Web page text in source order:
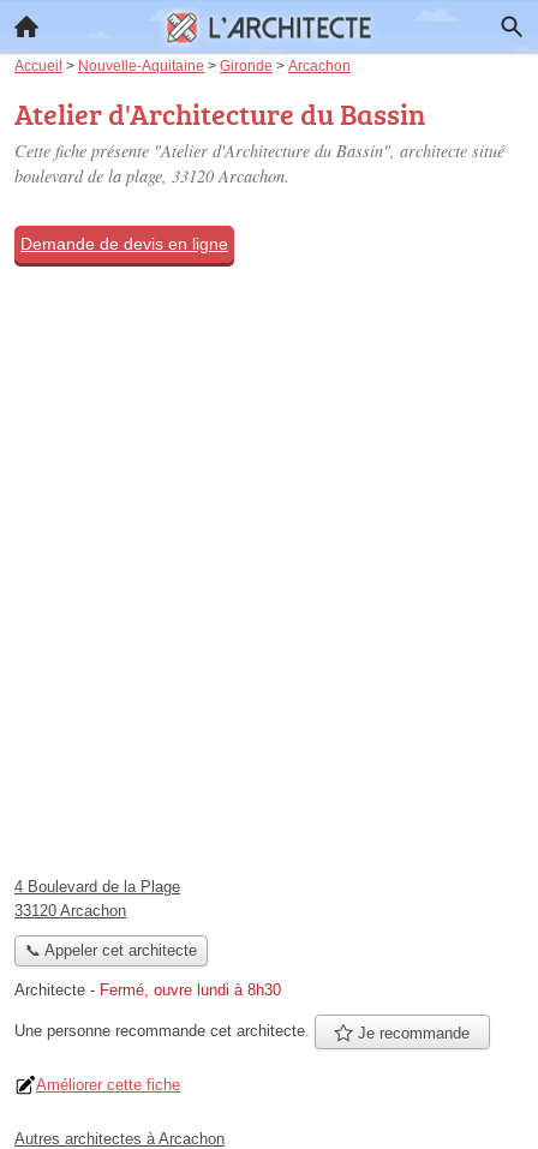
Accueil > Nouvelle-Aquitaine > Gironde > Arcachon
Atelier d'Architecture du Bassin
Cette fiche présente "Atelier d'Architecture du Bassin", architecte situé
boulevard de la plage, 33120 Arcachon.
Demande de devis en ligne
4 Boulevard de la Plage
33120 Arcachon
📞 Appeler cet architecte
Architecte - Fermé, ouvre lundi à 8h30
Une personne recommande cet architecte. Je recommande
Améliorer cette fiche
Autres architectes à Arcachon